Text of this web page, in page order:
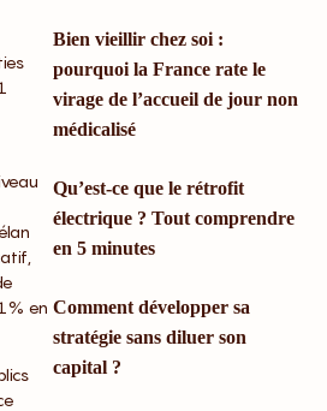
en
Bien vieillir chez soi :
pourquoi la France rate le
virage de l’accueil de jour non
médicalisé
Qu’est-ce que le rétrofit
électrique ? Tout comprendre
en 5 minutes
Comment développer sa
stratégie sans diluer son
capital ?